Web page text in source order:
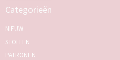
Categorieën
NIEUW
STOFFEN
PATRONEN